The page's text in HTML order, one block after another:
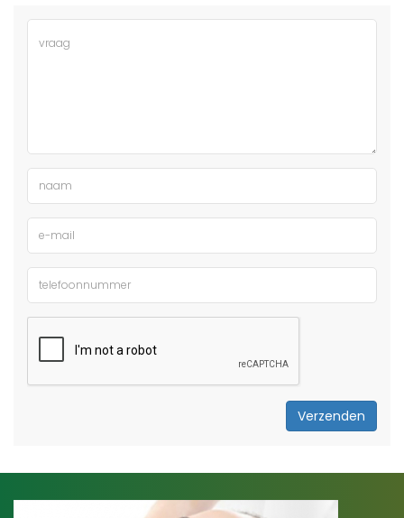
Verzenden